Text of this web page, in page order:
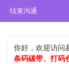
结束沟通
你好，欢迎访问
条码碳带、打码